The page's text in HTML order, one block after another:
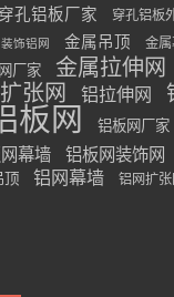
穿孔铝板厂家 穿孔铝板
装饰铝网 金属吊顶 金
厂家 金属拉伸网
张网 铝拉伸网
板网 铝板网厂家
幕墙 铝板网装饰网
顶 铝网幕墙 铝网扩张